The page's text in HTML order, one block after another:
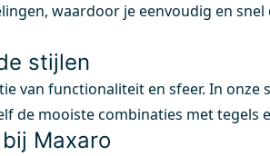
waardoor je eenvoudig en
stijlen
van functionaliteit en sfeer. In
de mooiste combinaties met
Maxaro